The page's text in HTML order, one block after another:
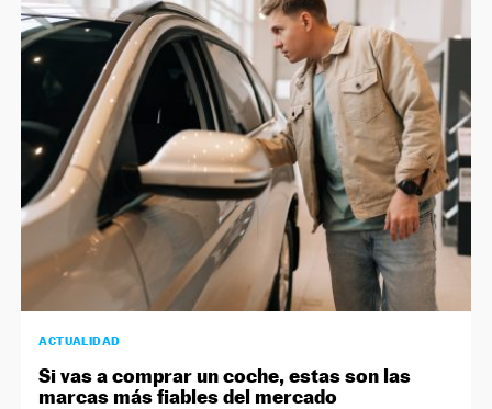
ACTUALIDAD
Si vas a comprar un coche, estas son las
marcas más fiables del mercado